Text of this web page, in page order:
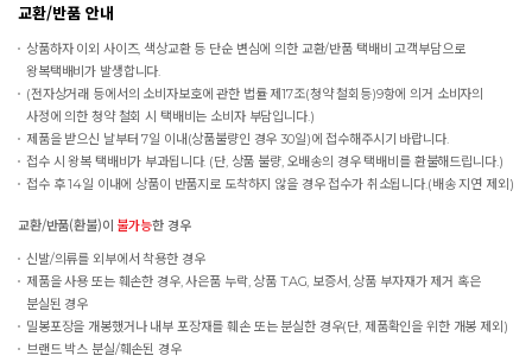
교환/반품 안내
상품하자 이외 사이즈, 색상교환 등 단순 변심에 의한 교환/반품 택배비 고객부담으로
왕복택배비가 발생합니다.
(전자상거래 등에서의 소비자보호에 관한 법률 제17조(청약 철회등)9항에 의거 소비자의
사정에 의한 청약 철회 시 택배비는 소비자 부담입니다.)
제품을 받으신 날부터 7일 이내(상품불량인 경우 30일)에 접수해주시기 바랍니다.
접수 시 왕복 택배비가 부과됩니다. (단, 상품 불량, 오배송의 경우 택배비를 환불해드립니다.)
접수 후 14일 이내에 상품이 반품지로 도착하지 않을 경우 접수가 취소됩니다.(배송 지연 제외)
교환/반품(환불)이 불가능한 경우
신발/의류를 외부에서 착용한 경우
제품을 사용 또는 훼손한 경우, 사은품 누락, 상품 TAG, 보증서, 상품 부자재가 제거 혹은
분실된 경우
밀봉포장을 개봉했거나 내부 포장재를 훼손 또는 분실한 경우(단, 제품확인을 위한 개봉 제외)
브랜드 박스 분실/훼손된 경우